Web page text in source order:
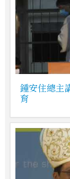
鍾安住總主
育